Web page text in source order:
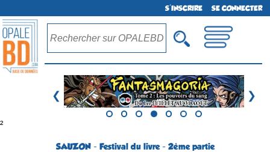
S'INSCRIRE SE CONNECTER
❮ ❯
²
SAUZON - Festival du livre - 2ème partie